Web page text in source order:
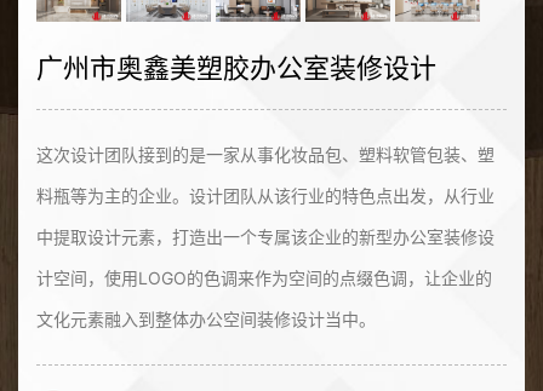
广州市奥鑫美塑胶办公室装修设计
这次设计团队接到的是一家从事化妆品包、塑料软管包装、塑
料瓶等为主的企业。设计团队从该行业的特色点出发，从行业
中提取设计元素，打造出一个专属该企业的新型办公室装修设
计空间，使用LOGO的色调来作为空间的点缀色调，让企业的
文化元素融入到整体办公空间装修设计当中。